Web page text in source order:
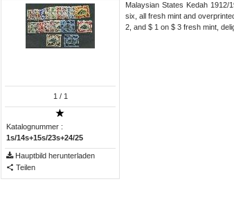
1 / 1
Katalognummer :
1s/14s+15s/23s+24/25
Hauptbild herunterladen
Teilen
Malaysian States Kedah
six, all fresh mint and
2, and $ 1 on $ 3 fresh mint,